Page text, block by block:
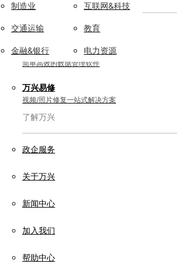
实用工具
万兴恢复专家
简单高效的数据管理软件
万兴易修
视频/照片修复一站式解决方案
了解万兴
政企服务
关于万兴
新闻中心
加入我们
帮助中心
制造业
交通运输
金融&银行
互联网&科技
教育
电力资源